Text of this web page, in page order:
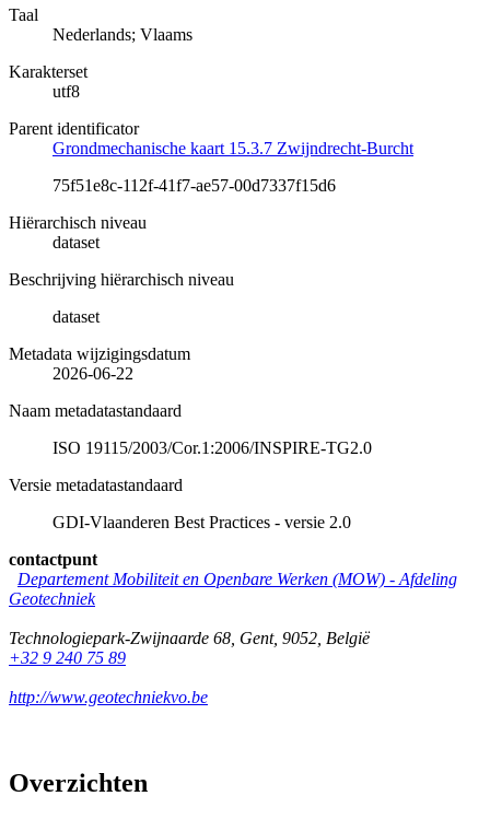
Taal
Nederlands; Vlaams
Karakterset
utf8
Parent identificator
Grondmechanische kaart 15.3.7 Zwijndrecht-Burcht
75f51e8c-112f-41f7-ae57-00d7337f15d6
Hiërarchisch niveau
dataset
Beschrijving hiërarchisch niveau
dataset
Metadata wijzigingsdatum
2026-06-22
Naam metadatastandaard
ISO 19115/2003/Cor.1:2006/INSPIRE-TG2.0
Versie metadatastandaard
GDI-Vlaanderen Best Practices - versie 2.0
contactpunt
Departement Mobiliteit en Openbare Werken (MOW) - Afdeling
Geotechniek
Technologiepark-Zwijnaarde 68 Gent, 9052 België
+32 9 240 75 89
http://www.geotechniekvo.be
Overzichten